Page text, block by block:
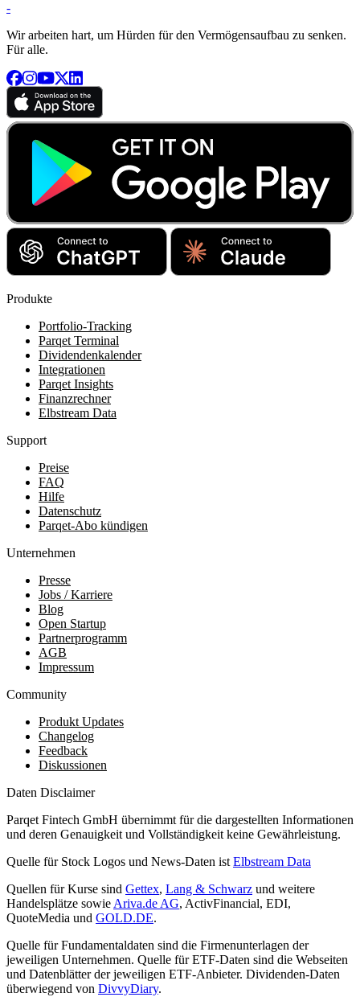
-
Wir arbeiten hart, um Hürden für den Vermögensaufbau zu senken.
Für alle.
Produkte
Portfolio-Tracking
Parqet Terminal
Dividendenkalender
Integrationen
Parqet Insights
Finanzrechner
Elbstream Data
Support
Preise
FAQ
Hilfe
Datenschutz
Parqet-Abo kündigen
Unternehmen
Presse
Jobs / Karriere
Blog
Open Startup
Partnerprogramm
AGB
Impressum
Community
Produkt Updates
Changelog
Feedback
Diskussionen
Daten Disclaimer
Parqet Fintech GmbH übernimmt für die dargestellten Informationen
und deren Genauigkeit und Vollständigkeit keine Gewährleistung.
Quelle für Stock Logos und News-Daten ist Elbstream Data
Quellen für Kurse sind Gettex, Lang & Schwarz und weitere
Handelsplätze sowie Ariva.de AG, ActivFinancial, EDI,
QuoteMedia und GOLD.DE.
Quelle für Fundamentaldaten sind die Firmenunterlagen der
jeweiligen Unternehmen. Quelle für ETF-Daten sind die Webseiten
und Datenblätter der jeweiligen ETF-Anbieter. Dividenden-Daten
überwiegend von DivvyDiary.